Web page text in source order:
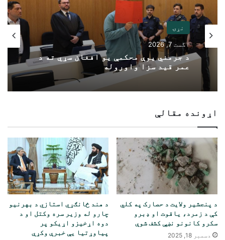
نړۍ
اگست 7, 2026
د جرمني یوې محکمې یو افغان سړي ته د
عمر قید سزا واوروله
اړونده مقالې
د پنجشیر ولایت د حصارک په کلي
کې د زمرد، یاقوت او ډبرو
سکرو کانونو نښې کشف شوې
دسمبر 18, 2025
د هند ځانګړي استازي د بهرنیو
چارو له وزیر سره وکتل او د
دوه اړخیزو اړیکو پر
پیاوړتیا یې خبرې وکړې